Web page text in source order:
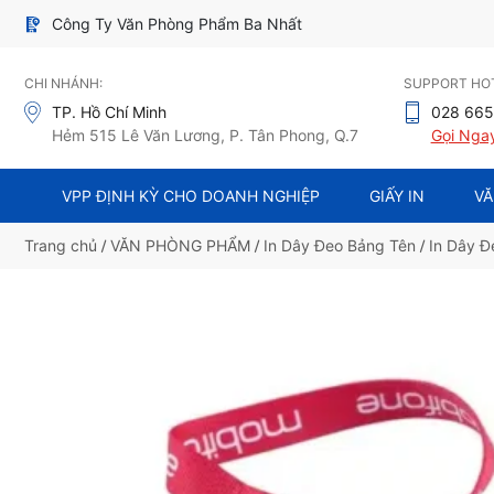
Công Ty Văn Phòng Phẩm Ba Nhất
CHI NHÁNH:
TP. Hồ Chí Minh
Hẻm 515 Lê Văn Lương, P. Tân Phong, Q.7
SUPPORT
028
Gọi
VPP ĐỊNH KỲ CHO DOANH NGHIỆP GIẤY IN
Trang chủ /VĂN PHÒNG PHẨM / In Dây Đeo Bảng Tên / In Dây